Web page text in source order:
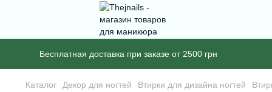
Бесплатная доставка при заказе от 2500 грн
Каталог Декор для ногтей Втирки для дизайна ногтей